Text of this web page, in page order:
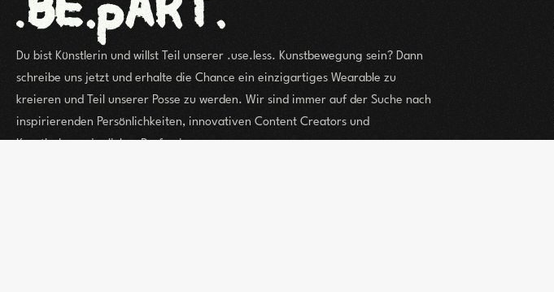
Du bist Künstlerin und willst Teil unserer .use.less. Kunstbewegung sein? Dann
schreibe uns jetzt und erhalte die Chance ein einzigartiges Wearable zu
kreieren und Teil unserer Posse zu werden. Wir sind immer auf der Suche nach
inspirierenden Persönlichkeiten, innovativen Content Creators und